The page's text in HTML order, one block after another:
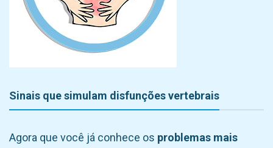
Sinais que simulam disfunções vertebrais
Agora que você já conhece os problemas mais